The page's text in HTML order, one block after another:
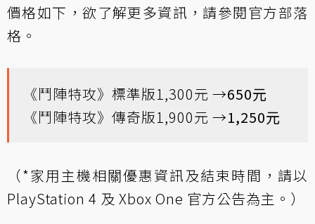
價格如下，欲了解更多資訊，請參閱官方部落
格 。
《鬥陣特攻》標準版1,300元 →650元
《鬥陣特攻》傳奇版1,900元 →1,250元
（*家用主機相關優惠資訊及結束時間，請以
PlayStation 4 及 Xbox One 官方公告為主。）